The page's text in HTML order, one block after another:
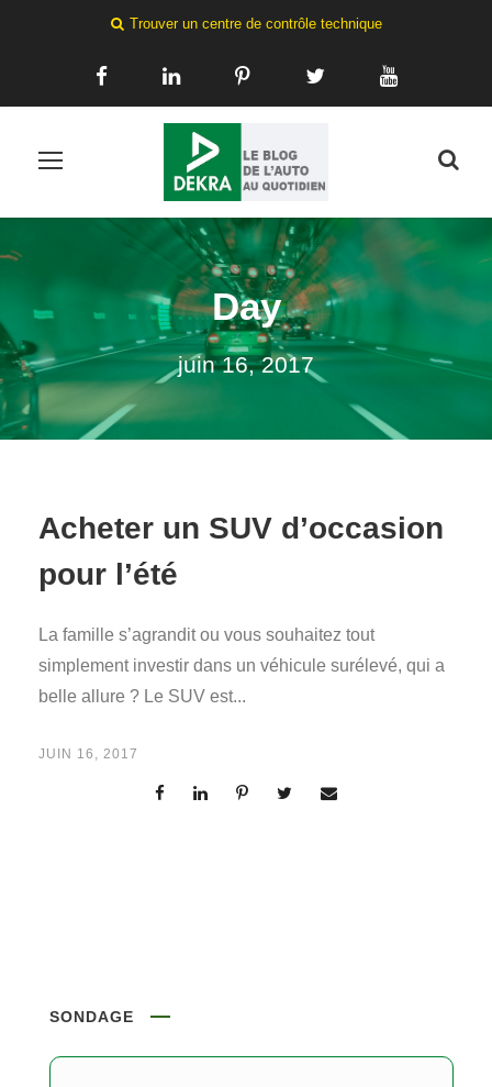
Trouver un centre de contrôle technique
Day
juin 16, 2017
Acheter un SUV d’occasion
pour l’été
La famille s’agrandit ou vous souhaitez tout
simplement investir dans un véhicule surélevé, qui a
belle allure ? Le SUV est...
JUIN 16, 2017
SONDAGE